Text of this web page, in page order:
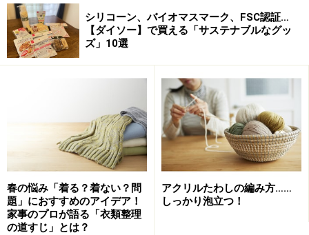
巻き込んでみては？家事好きに育てるコツは、ダメ出し
せず、うまく出来たところを褒めること。最後に「おか
げで綺麗になった！ありがとう」ともう一押ししておく
ことは、先々の家事分担をラクにする極意です。
気持ちよく新年を迎えるためにがんばるのは良いことで
すが、がんばりすぎて体を壊すなんて意味がない！なら
ば換気扇やエアコン、洗濯槽など気になる大物はハウス
クリーニングサービスに任せるのも主婦の知恵です。年
末は混んで希望時間に頼めないこともあるので今のうち
にチェックを！お店によっては早めだとお得なサービス
シリコーン、バイオマスマーク、FSC認証…
【ダイソー】で買える「サステナブルなグッ
ズ」10選
春の悩み「着る？着ない？問
題」におすすめのアイデア！
家事のプロが語る「衣類整理
の道すじ」とは？
アクリルたわしの編み方……
しっかり泡立つ！